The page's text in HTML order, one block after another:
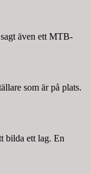
även ett MTB-
som är på plats.
bilda ett lag. En